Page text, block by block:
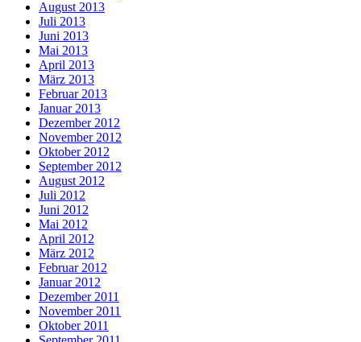
August 2013
Juli 2013
Juni 2013
Mai 2013
April 2013
März 2013
Februar 2013
Januar 2013
Dezember 2012
November 2012
Oktober 2012
September 2012
August 2012
Juli 2012
Juni 2012
Mai 2012
April 2012
März 2012
Februar 2012
Januar 2012
Dezember 2011
November 2011
Oktober 2011